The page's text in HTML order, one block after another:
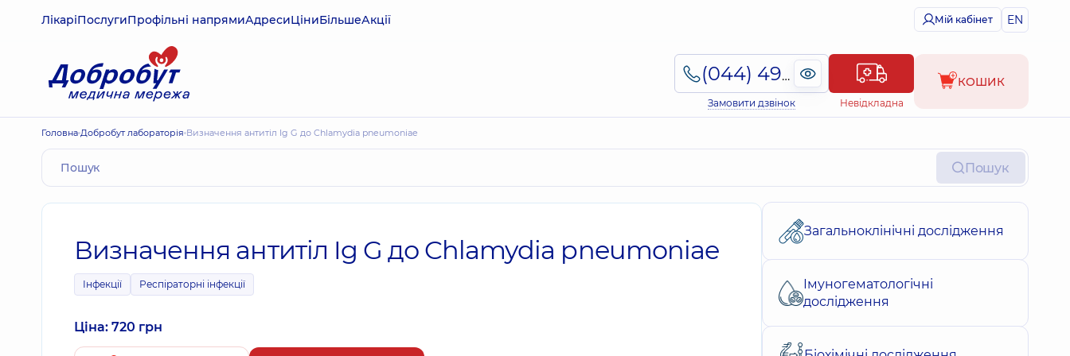
ЛікаріПослугиПрофільні напрямиАдресиЦіниБільшеАкції Мій кабінет EN
(044) 495-2-888
Замовити дзвінок Невідкладна
КОШИК
Головна Добробут лабораторія Визначення антитіл Ig G до Chlamydia pneumoniae
Пошук
Визначення антитіл Ig G до Chlamydia pneumoniae
Інфекції Респіраторні інфекції
Ціна: 720 грн
Загальноклінічні дослідження
Імуногематологічні
дослідження